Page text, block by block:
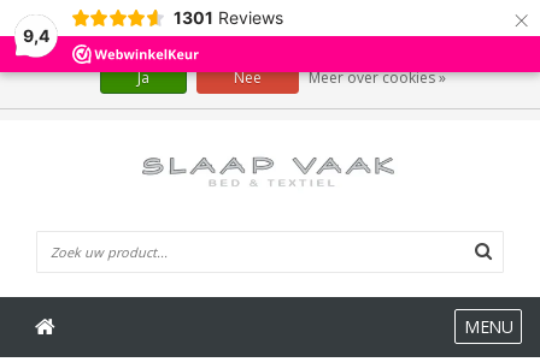
9,4
1301 Reviews ×
MENU
Wij slaan cookies op om onze website te verbeteren. Is dat akkoord?
Ja Nee Meer over cookies »